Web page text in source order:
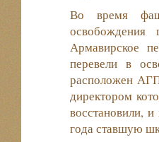
Во время
освобождения
Армавирское
перевели в
расположен
директором
восстановили,
года ставшую